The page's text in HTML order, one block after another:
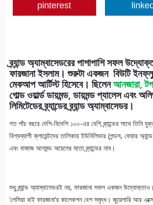
pinterest
ব্র্যান্ড অ্যাম্বাসেডরের পাশাপাশি সফল
ফারজানা ইসলাম। শুরুটা একজন বিউটি
মেকআপ আর্টিস্ট হিসেবে। ছিলেনআনজারা,
গোল্ড ওয়ার্ল্ড ডায়মন্ড, ডায়মন্ড প্যালেস এবং
লিমিটেডের ব্র্যান্ডের ব্র্যান্ড অ্যাম্বাসেডর।
গত পাঁচ বছরে দেশি-বিদেশি ১০০-এর বেশি ব্র্যান্ডের সাথে তিনি
বিশ্বব্যাপী ক্লায়েন্টদের তালিকায় ইউনিলিভার (পন্ডস, ফেয়ার
এবং বাজাজ আলমন্ড অয়েলের মতো ব্র্যান্ডের নাম।
শুধু ব্র্যান্ড অ্যাম্বাসেডরই নয়, ফারজানা সফল একজন উদ্যোক্তাও।
‘লেসিয়া বাই ফারজানা’র কালেকশন বেশ সমৃদ্ধ। জুয়েলারি আর